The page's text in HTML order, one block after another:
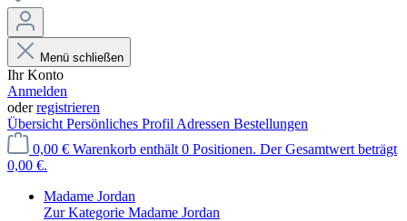
Menü schließen
Ihr Konto
Anmelden
oderregistrieren
Übersicht Persönliches Profil Adressen Bestellungen
0,00 € Warenkorb enthält 0 Positionen. Der Gesamtwert beträgt
0,00 €.
Madame Jordan
Zur Kategorie Madame Jordan